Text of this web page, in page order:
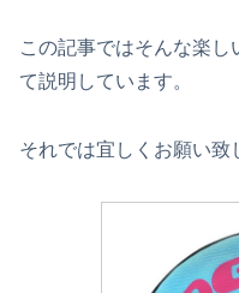
この記事ではそんな楽
て説明しています。
それでは宜しくお願い致